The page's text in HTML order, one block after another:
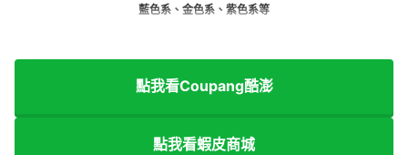
藍色系、金色系、紫色系等
點我看Coupang酷澎
點我看蝦皮商城